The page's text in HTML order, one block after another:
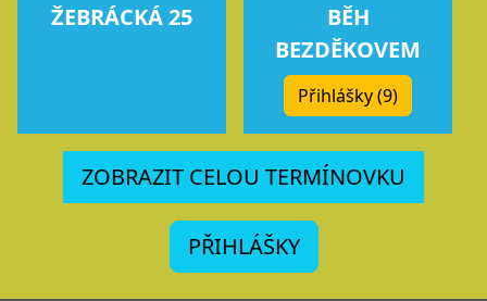
ŽEBRÁCKÁ 25
BĚH
BEZDĚKOVEM
Přihlášky (9)
ZOBRAZIT CELOU TERMÍNOVKU
PŘIHLÁŠKY